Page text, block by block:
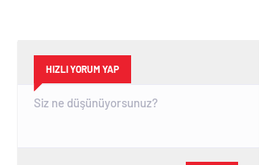
HIZLI YORUM YAP